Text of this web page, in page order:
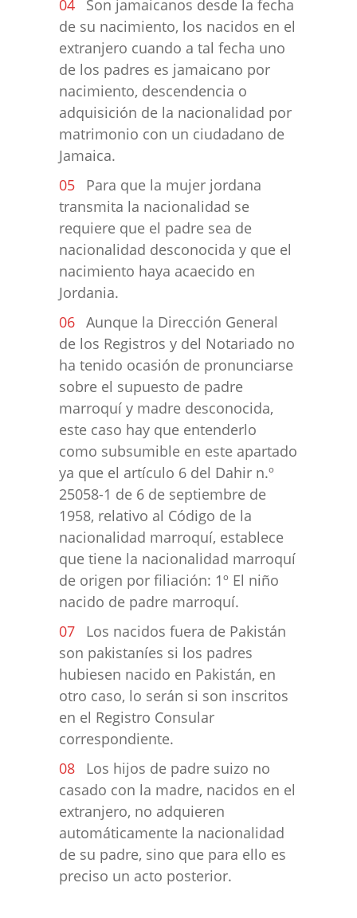
Son jamaicanos desde la fecha
de su nacimiento, los nacidos en el
extranjero cuando a tal fecha uno
de los padres es jamaicano por
nacimiento, descendencia o
adquisición de la nacionalidad por
matrimonio con un ciudadano de
Jamaica.
Para que la mujer jordana
transmita la nacionalidad se
requiere que el padre sea de
nacionalidad desconocida y que el
nacimiento haya acaecido en
Jordania.
Aunque la Dirección General
de los Registros y del Notariado no
ha tenido ocasión de pronunciarse
sobre el supuesto de padre
marroquí y madre desconocida,
este caso hay que entenderlo
como subsumible en este apartado
ya que el artículo 6 del Dahir n.º
25058-1 de 6 de septiembre de
1958, relativo al Código de la
nacionalidad marroquí, establece
que tiene la nacionalidad marroquí
de origen por filiación: 1º El niño
nacido de padre marroquí.
Los nacidos fuera de Pakistán
son pakistaníes si los padres
hubiesen nacido en Pakistán, en
otro caso, lo serán si son inscritos
en el Registro Consular
correspondiente.
Los hijos de padre suizo no
casado con la madre, nacidos en el
extranjero, no adquieren
automáticamente la nacionalidad
de su padre, sino que para ello es
preciso un acto posterior.